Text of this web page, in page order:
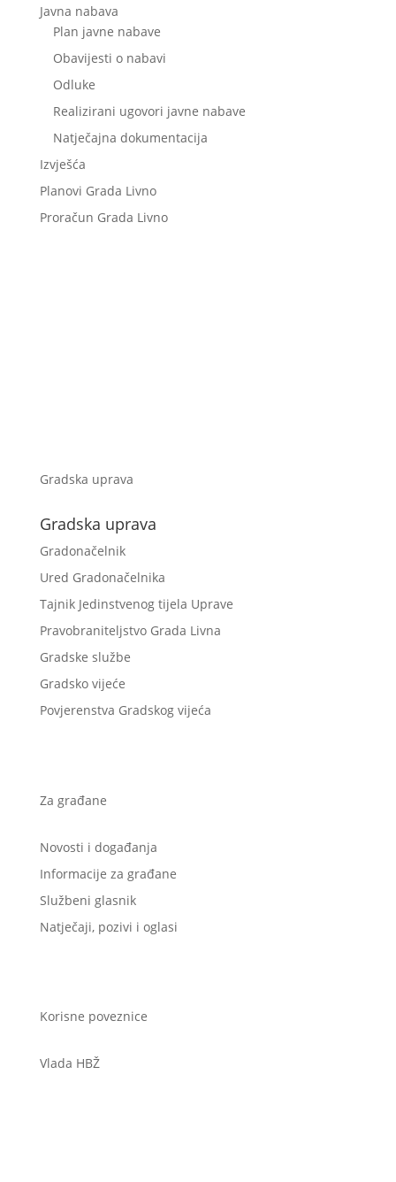
Javna nabava
Plan javne nabave
Obavijesti o nabavi
Odluke
Realizirani ugovori javne nabave
Natječajna dokumentacija
Izvješća
Planovi Grada Livno
Proračun Grada Livno
Gradska uprava
Gradska uprava
Gradonačelnik
Ured Gradonačelnika
Tajnik Jedinstvenog tijela Uprave
Pravobraniteljstvo Grada Livna
Gradske službe
Gradsko vijeće
Povjerenstva Gradskog vijeća
Za građane
Novosti i događanja
Informacije za građane
Službeni glasnik
Natječaji, pozivi i oglasi
Korisne poveznice
Vlada HBŽ